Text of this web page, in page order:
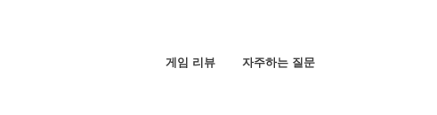
게임 리뷰 자주하는 질문